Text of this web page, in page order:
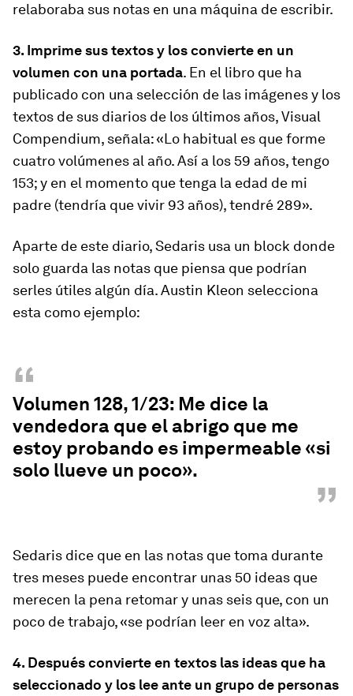
relaboraba sus notas en una máquina de escribir.
3. Imprime sus textos y los convierte en un
volumen con una portada. En el libro que ha
publicado con una selección de las imágenes y los
textos de sus diarios de los últimos años, Visual
Compendium, señala: «Lo habitual es que forme
cuatro volúmenes al año. Así a los 59 años, tengo
153; y en el momento que tenga la edad de mi
padre (tendría que vivir 93 años), tendré 289».
Aparte de este diario, Sedaris usa un block donde
solo guarda las notas que piensa que podrían
serles útiles algún día. Austin Kleon selecciona
esta como ejemplo:
“
Volumen 128, 1/23: Me dice la
vendedora que el abrigo que me
estoy probando es impermeable «si
solo llueve un poco».
”
Sedaris dice que en las notas que toma durante
tres meses puede encontrar unas 50 ideas que
merecen la pena retomar y unas seis que, con un
poco de trabajo, «se podrían leer en voz alta».
4. Después convierte en textos las ideas que ha
seleccionado y los lee ante un grupo de personas